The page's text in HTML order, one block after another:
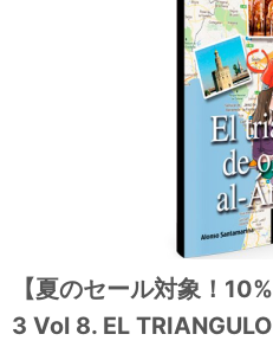
【夏のセール対象！
3 Vol 8. EL